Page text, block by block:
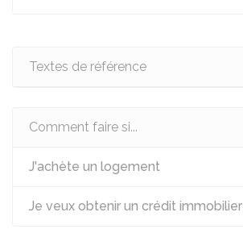
Textes de référence
Comment faire si...
J'achète un logement
Je veux obtenir un crédit immobilier